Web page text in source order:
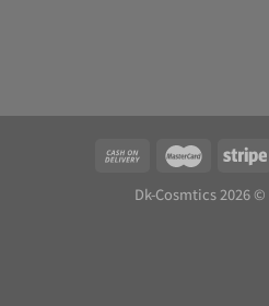
Dk-Cosmtics 2026 ©